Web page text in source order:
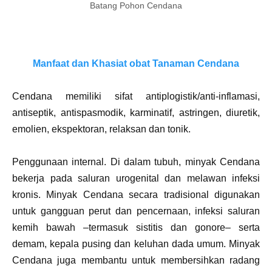
Batang Pohon Cendana
Manfaat dan Khasiat obat Tanaman Cendana
Cendana memiliki sifat antiplogistik/anti-inflamasi,
antiseptik, antispasmodik, karminatif, astringen, diuretik,
emolien, ekspektoran, relaksan dan tonik.
Penggunaan internal. Di dalam tubuh, minyak Cendana
bekerja pada saluran urogenital dan melawan infeksi
kronis. Minyak Cendana secara tradisional digunakan
untuk gangguan perut dan pencernaan, infeksi saluran
kemih bawah –termasuk sistitis dan gonore– serta
demam, kepala pusing dan keluhan dada umum. Minyak
Cendana juga membantu untuk membersihkan radang